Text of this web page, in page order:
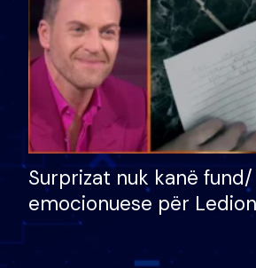
Surprizat nuk kanë
emocionuese për
nëna dhe fëmijët e tij,
nuk i mban dot lotët: